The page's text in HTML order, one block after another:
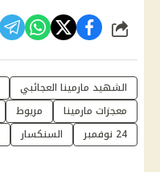
شارك
الشهيد مارمينا العجائبي
معجزات مارمينا
مريوط
24 نوفمبر
السنكسار